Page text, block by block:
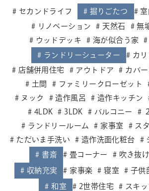
セカンドライフ 掘りごたつ
リノベーション
天然石 無
ウッドデッキ
海が似合う家
ランドリーシューター
カ
店舗併用住宅
アウトドア カバ
土間
ファミリークローゼット
ヌック
造作風呂 造作キッチン
4LDK
3LDK バルコニー
ランドリールーム
家事室
ス
ただいま手洗い
造作洗面化粧台
書斎
畳コーナー 吹き抜け
収納充実 家事楽 寝室 子供
和室 2世帯住宅
スキ